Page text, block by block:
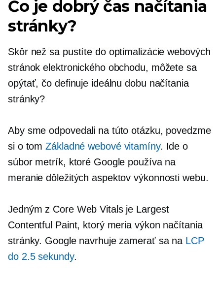
Čo je dobrý čas načítania
stránky?
Skôr než sa pustíte do optimalizácie webových
stránok elektronického obchodu, môžete sa
opýtať, čo definuje ideálnu dobu načítania
stránky?
Aby sme odpovedali na túto otázku, povedzme
si o tomZákladné webové vitamíny. Ide o
súbor metrík, ktoré Google používa na
meranie dôležitých aspektov výkonnosti webu.
Jedným z Core Web Vitals je Largest
Contentful Paint, ktorý meria výkon načítania
stránky. Google navrhuje zamerať sa na LCP
do 2.5 sekundy.